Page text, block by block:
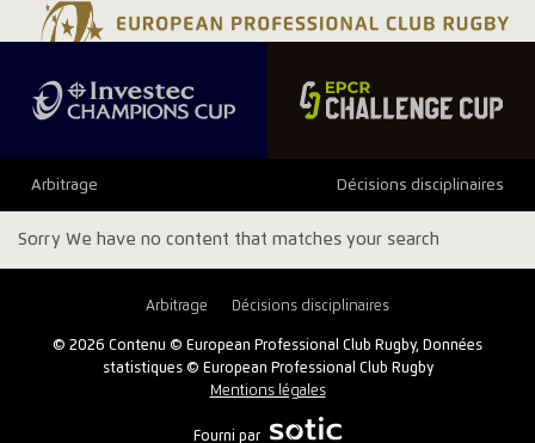
Arbitrage Décisions disciplinaires
Sorry We have no content that matches your search
Arbitrage Décisions disciplinaires
© 2026 Contenu © European Professional Club Rugby, Données
statistiques © European Professional Club Rugby
Mentions légales
Fourni par